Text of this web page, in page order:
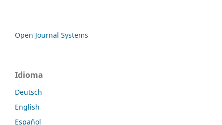
Open Journal Systems
Idioma
Deutsch
English
Español